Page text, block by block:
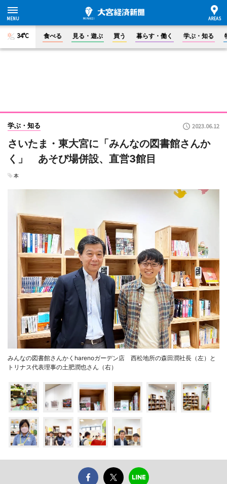
34°C 食べる 見る・遊ぶ 買う 暮らす・働く 学ぶ・知る
学ぶ・知る 2023.06.12
さいたま・東大宮に「みんなの図書館さんか
く」 あそび場併設、直営3館目
本
みんなの図書館さんかくharenoガーデン店 西松地所の森田潤社長（左）と
トリナス代表理事の土肥潤也さん（右）